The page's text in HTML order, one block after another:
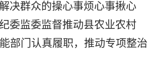
决群众的操心事烦心事揪心
委监委监督推动县农业农村
部门认真履职，推动专项整治